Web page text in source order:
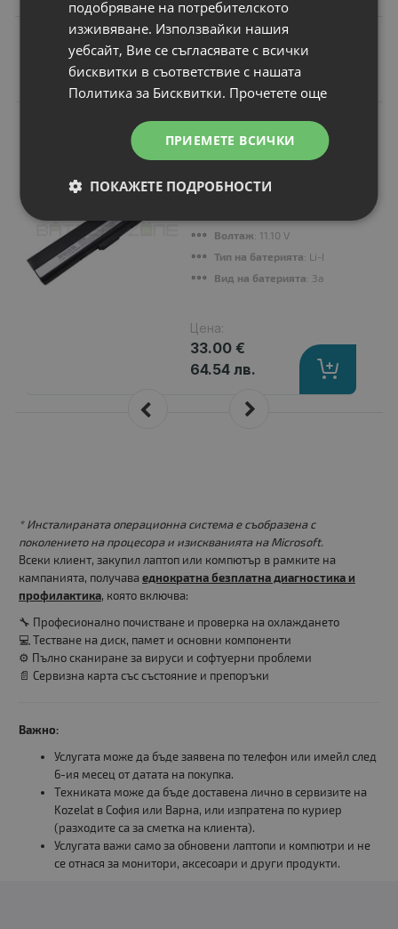
Подобни продукти
Батерия за лаптоп
Капацитет: 4400 mAh
Волтаж: 11.10 V
Тип на батерията: Li-Ion
Вид на батерията: Заместител
Цена:
33.00 €
64.54 лв.
* Инсталираната операционна система е съобразена с
поколението на процесора и изискванията на Microsoft.
Всеки клиент, закупил лаптоп или компютър в рамките на
кампанията, получава еднократна безплатна диагностика и
профилактика, която включва:
🔧 Професионално почистване и проверка на охлаждането
💻 Тестване на диск, памет и основни компоненти
⚙️ Пълно сканиране за вируси и софтуерни проблеми
📄 Сервизна карта със състояние и препоръки
Важно:
Услугата може да бъде заявена по телефон или имейл след
6-ия месец от датата на покупка.
Техниката може да бъде доставена лично в сервизите на
Kozelat в София или Варна, или изпратена по куриер
(разходите са за сметка на клиента).
Услугата важи само за обновени лаптопи и компютри и не
се отнася за монитори, аксесоари и други продукти.
подобряване на потребителското
изживяване. Използвайки нашия
уебсайт, Вие се съгласявате с всички
бисквитки в съответствие с нашата
Политика за Бисквитки. Прочетете още
ПРИЕМЕТЕ ВСИЧКИ
ПОКАЖЕТЕ ПОДРОБНОСТИ